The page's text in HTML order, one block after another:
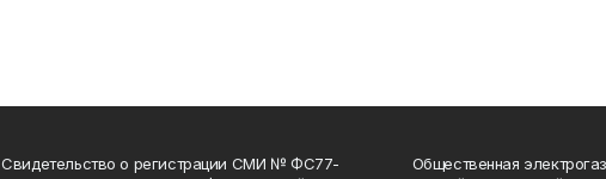
Свидетельство о регистрации СМИ № ФС77-
Общественная